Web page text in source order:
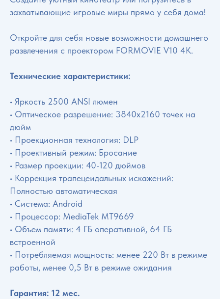
захватывающие игровые миры прямо у себя дома!
Откройте для себя новые возможности домашнего
развлечения с проектором FORMOVIE V10 4K.
Технические характеристики:
• Яркость 2500 ANSI люмен
• Оптическое разрешение: 3840x2160 точек на
дюйм
• Проекционная технология: DLP
• Проективный режим: Бросание
• Размер проекции: 40-120 дюймов
• Коррекция трапецеидальных искажений:
Полностью автоматическая
• Система: Android
• Процессор: MediaTek MT9669
• Объем памяти: 4 ГБ оперативной, 64 ГБ
встроенной
• Потребляемая мощность: менее 220 Вт в режиме
работы, менее 0,5 Вт в режиме ожидания
Гарантия: 12 мес.